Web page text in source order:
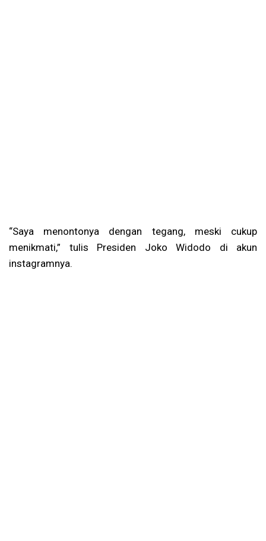
“Saya menontonya dengan tegang, meski cukup
menikmati,” tulis Presiden Joko Widodo di akun
instagramnya.